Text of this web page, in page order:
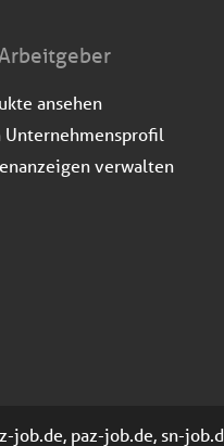
ansehen
Unternehmensprofil
verwalten
job.de, paz-job.de, sn-